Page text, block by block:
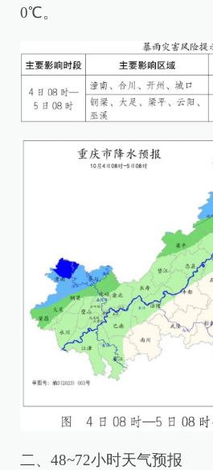
0℃。
二、48~72小时天气预报